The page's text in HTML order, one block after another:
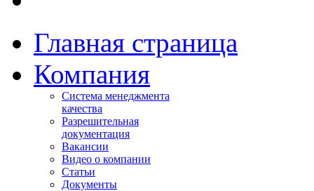
Главная страница
Компания
Система менеджмента
качества
Разрешительная
документация
Вакансии
Видео о компании
Статьи
Документы